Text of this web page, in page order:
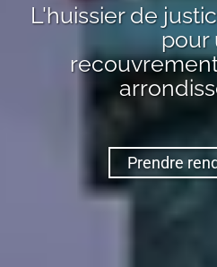
L'huissier de
pour
Prendre